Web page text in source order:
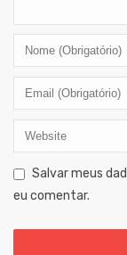
Salvar meus
eu comentar.